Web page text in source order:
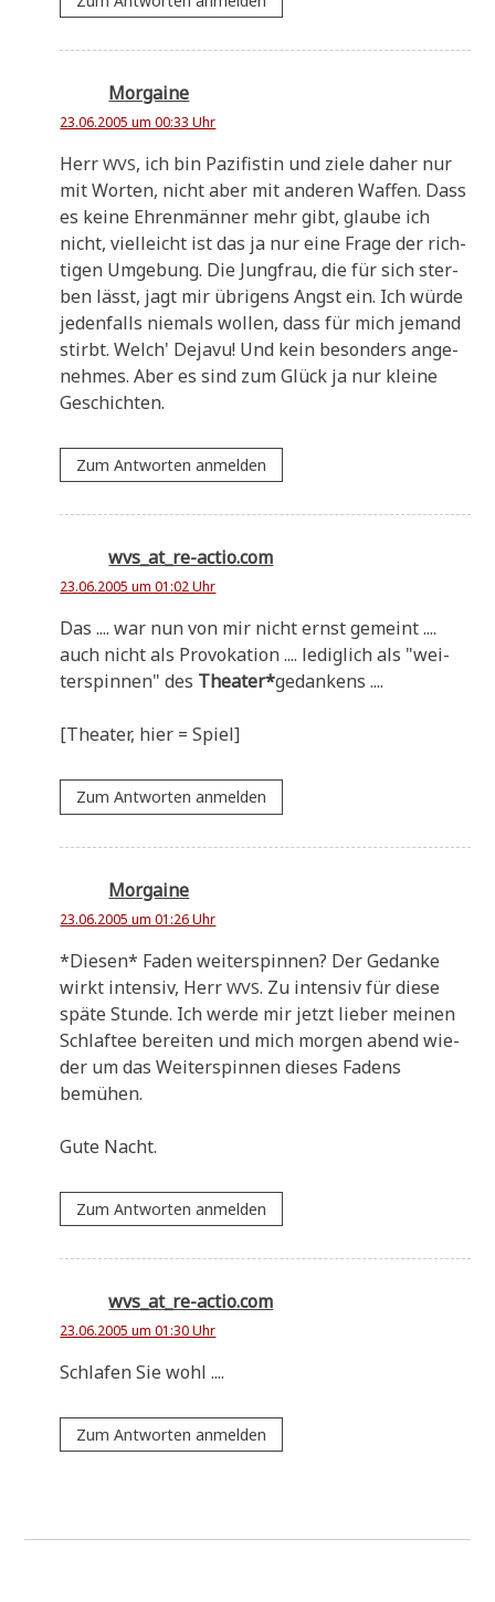
Morgaine
23.06.2005 um 00:33 Uhr
HerrWVS, ich bin Pazi­fi­stin und zie­le daher nur
mit Wor­ten, nicht aber mit ande­ren Waf­fen. Dass
es kei­ne Ehren­män­ner mehr gibt, glau­be ich
nicht, viel­leicht ist das ja nur eine Fra­ge der rich­
ti­gen Umge­bung. Die Jung­frau, die für sich ster­
ben lässt, jagt mir übri­gens Angst ein. Ich wür­de
jeden­falls nie­mals wol­len, dass für mich jemand
stirbt. Welch' Deja­vu! Und kein beson­ders ange­
neh­mes. Aber es sind zum Glück ja nur klei­ne
Geschichten.
Zum Antworten anmelden
wvs_at_re-actio.com
23.06.2005 um 01:02 Uhr
Das .... war nun von mir nicht ernst gemeint ....
auch nicht als Pro­vo­ka­ti­on .... ledig­lich als "wei­
ter­spin­nen" des Thea­ter*gedan­kens ....
[Thea­ter, hier = Spiel]
Zum Antworten anmelden
Morgaine
23.06.2005 um 01:26 Uhr
*Die­sen* Faden wei­ter­spin­nen? Der Gedan­ke
wirkt inten­siv, HerrWVS. Zu inten­siv für die­se
spä­te Stun­de. Ich wer­de mir jetzt lie­ber mei­nen
Schlaf­tee berei­ten und mich mor­gen abend wie­
der um das Wei­ter­spin­nen die­ses Fadens
bemühen.
Gute Nacht.
Zum Antworten anmelden
wvs_at_re-actio.com
23.06.2005 um 01:30 Uhr
Schla­fen Sie wohl ....
Zum Antworten anmelden